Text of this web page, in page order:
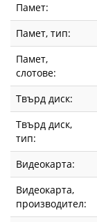
Памет:
Памет, тип:
Памет,
слотове:
Твърд диск:
Твърд диск,
тип:
Видеокарта:
Видеокарта,
производител: